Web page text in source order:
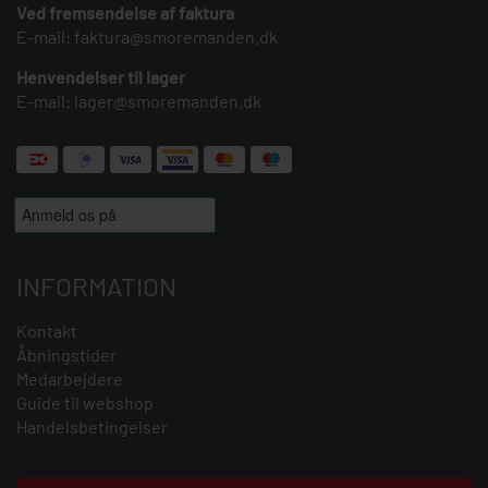
Ved fremsendelse af faktura
E-mail: faktura@smoremanden.dk
Henvendelser til lager
E-mail: lager@smoremanden.dk
INFORMATION
Kontakt
Åbningstider
Medarbejdere
Guide til webshop
Handelsbetingelser